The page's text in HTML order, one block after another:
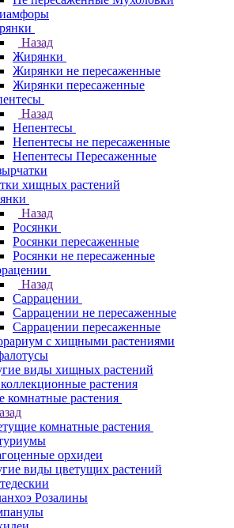
Назад
Жирянки
Жирянки не пересаженные
Жирянки пересаженные
Назад
Непентесы
Непентесы не пересаженные
Непентесы Пересаженные
хищных растений
Назад
Росянки
Росянки пересаженные
Росянки не пересаженные
Назад
Саррацении
Саррацении не пересаженные
Саррацении пересаженные
с хищными растениями
виды хищных растений
растения
комнатные растения
комнатные растения
орхидеи
виды цветущих растений
Розалины